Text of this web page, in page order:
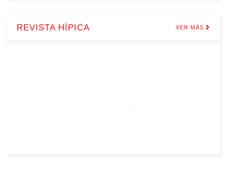
REVISTA HÍPICA VER MÁS